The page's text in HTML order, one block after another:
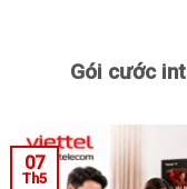
Gói cước
07
Th5